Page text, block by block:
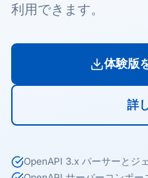
利用できます。
体験版
詳
OpenAPI 3.x パーサーとジ